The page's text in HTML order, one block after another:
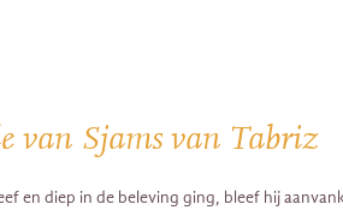
van Sjams van Tabriz
en diep in de beleving ging, bleef hij